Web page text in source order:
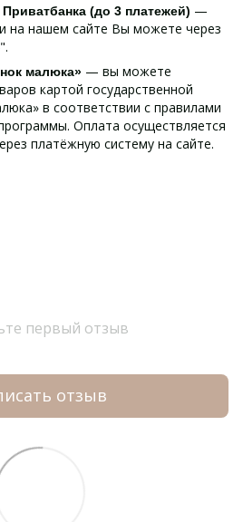
(до 3 платежей) —
на нашем сайте Вы можете через
малюка» — вы можете
картой государственной
в соответствии с правилами
Оплата осуществляется
платёжную систему на сайте.
первый отзыв
отзыв